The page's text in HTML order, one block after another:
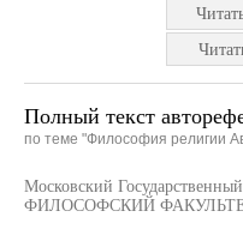
Полный текст
по теме "Философия религии
Московский
ФИЛОСОФСКИЙ